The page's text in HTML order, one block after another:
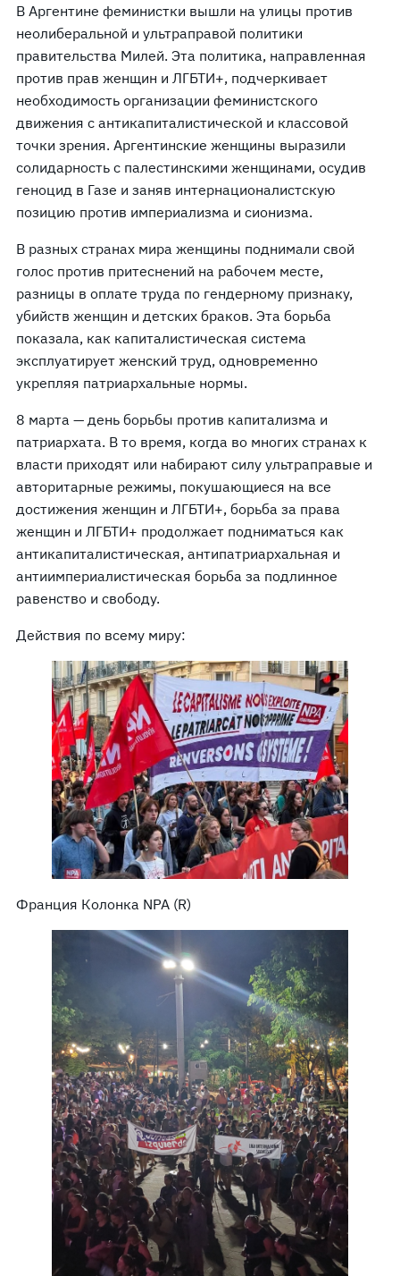
В Аргентине феминистки вышли на улицы против
неолиберальной и ультраправой политики
правительства Милей. Эта политика, направленная
против прав женщин и ЛГБТИ+, подчеркивает
необходимость организации феминистского
движения с антикапиталистической и классовой
точки зрения. Аргентинские женщины выразили
солидарность с палестинскими женщинами, осудив
геноцид в Газе и заняв интернационалистскую
позицию против империализма и сионизма.
В разных странах мира женщины поднимали свой
голос против притеснений на рабочем месте,
разницы в оплате труда по гендерному признаку,
убийств женщин и детских браков. Эта борьба
показала, как капиталистическая система
эксплуатирует женский труд, одновременно
укрепляя патриархальные нормы.
8 марта — день борьбы против капитализма и
патриархата. В то время, когда во многих странах к
власти приходят или набирают силу ультраправые и
авторитарные режимы, покушающиеся на все
достижения женщин и ЛГБТИ+, борьба за права
женщин и ЛГБТИ+ продолжает подниматься как
антикапиталистическая, антипатриархальная и
антиимпериалистическая борьба за подлинное
равенство и свободу.
Действия по всему миру:
Франция Колонка NPA (R)